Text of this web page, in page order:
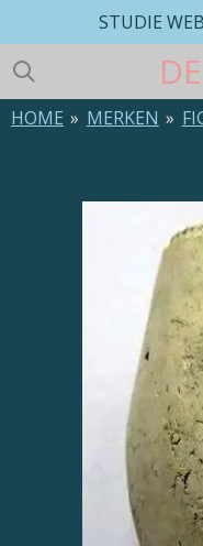
direct
naar
de
hoofdinhoud
DE
STUDIE
HOME » MERKEN »